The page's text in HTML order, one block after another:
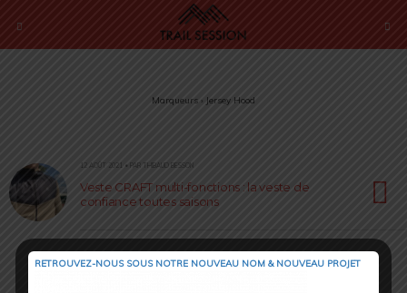
Marqueurs › Jersey Hood
12 AOÛT 2021 • PAR THIBAUD BESSON
Veste CRAFT multi-fonctions : la veste de
confiance toutes saisons
RETROUVEZ-NOUS SOUS NOTRE NOUVEAU NOM & NOUVEAU PROJET